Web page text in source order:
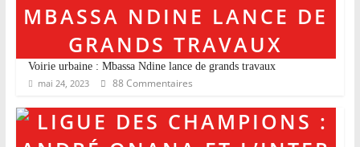
Voirie urbaine : Mbassa Ndine lance de grands travaux
mai 24, 2023
88 Commentaires